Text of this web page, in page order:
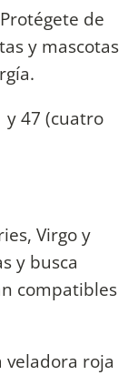
de
y mascotas
y 47 (cuatro
Virgo y
y busca
compatibles
veladora roja